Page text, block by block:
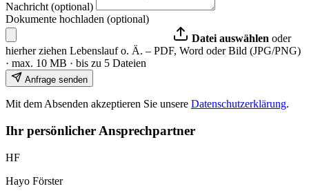
Nachricht (optional)
Dokumente hochladen (optional)
Datei auswählen oder
hierher ziehen Lebenslauf o. Ä. – PDF, Word oder Bild (JPG/PNG)
· max. 10 MB · bis zu 5 Dateien
Anfrage senden
Mit dem Absenden akzeptieren Sie unsere Datenschutzerklärung.
Ihr persönlicher Ansprechpartner
HF
Hayo Förster